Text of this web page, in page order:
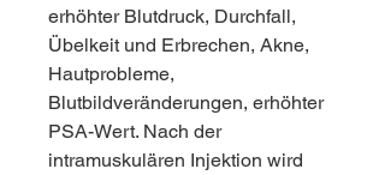
erhöhter Blutdruck, Durchfall,
Übelkeit und Erbrechen, Akne,
Hautprobleme,
Blutbildveränderungen, erhöhter
PSA-Wert. Nach der
intramuskulären Injektion wird